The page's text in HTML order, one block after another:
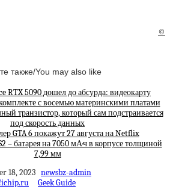
©
также/You may also like
RTX 5090 дошел до абсурда: видеокарту
с восемью материнскими платами
транзистор, который сам подстраивается
под скорость данных
GTA 6 покажут 27 августа на Netflix
– батарея на 7050 мА·ч в корпусе толщиной
7,99 мм
18, 2023 newsbz-admin
!ichip.ru
Geek Guide